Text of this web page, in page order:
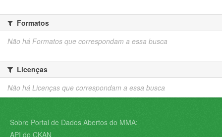
Formatos
Não há Formatos que correspondam a essa busca
Licenças
Não há Licenças que correspondam a essa busca
Sobre Portal de Dados Abertos do MMA:
API do CKAN